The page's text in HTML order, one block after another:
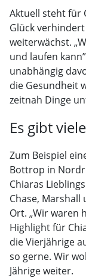
Aktuell steht für
Glück
weiterwächst.
und laufen
unabhängig
die Gesundheit
zeitnah Dinge
Es gibt
Zum Beispiel
Bottrop in
Chiaras
Chase, Marshall
Ort. „Wir waren
Highlight für
die Vierjährige
so gerne. Wir
Jährige weiter.